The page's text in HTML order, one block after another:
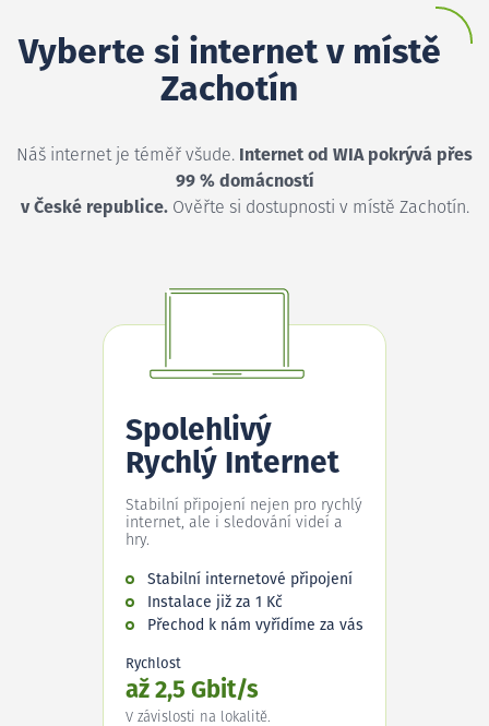
Vyberte si internet v místě
Zachotín
Náš internet je téměř všude. Internet od WIA pokrývá přes
99 % domácností
v České republice.Ověřte si dostupnosti v místě Zachotín.
Spolehlivý
Rychlý Internet
Stabilní připojení nejen pro rychlý
internet, ale i sledování videí a
hry.
Stabilní internetové připojení
Instalace již za 1 Kč
Přechod k nám vyřídíme za vás
Rychlost
až 2,5 Gbit/s
V závislosti na lokalitě.